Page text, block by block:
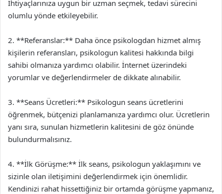
İhtiyaçlarınıza uygun bir uzman seçmek, tedavi sürecini
olumlu yönde etkileyebilir.
2. **Referanslar:** Daha önce psikologdan hizmet almış
kişilerin referansları, psikologun kalitesi hakkında bilgi
sahibi olmanıza yardımcı olabilir. İnternet üzerindeki
yorumlar ve değerlendirmeler de dikkate alınabilir.
3. **Seans Ücretleri:** Psikologun seans ücretlerini
öğrenmek, bütçenizi planlamanıza yardımcı olur. Ücretlerin
yanı sıra, sunulan hizmetlerin kalitesini de göz önünde
bulundurmalısınız.
4. **İlk Görüşme:** İlk seans, psikologun yaklaşımını ve
sizinle olan iletişimini değerlendirmek için önemlidir.
Kendinizi rahat hissettiğiniz bir ortamda görüşme yapmanız,